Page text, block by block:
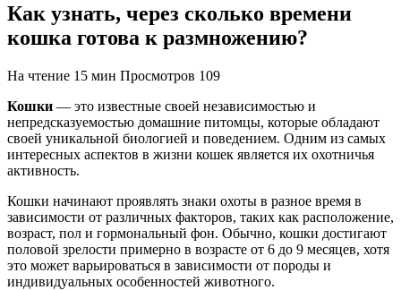
Как узнать, через сколько времени
кошка готова к размножению?
На чтение 15 мин Просмотров 109
Кошки — это известные своей независимостью и
непредсказуемостью домашние питомцы, которые обладают
своей уникальной биологией и поведением. Одним из самых
интересных аспектов в жизни кошек является их охотничья
активность.
Кошки начинают проявлять знаки охоты в разное время в
зависимости от различных факторов, таких как расположение,
возраст, пол и гормональный фон. Обычно, кошки достигают
половой зрелости примерно в возрасте от 6 до 9 месяцев, хотя
это может варьироваться в зависимости от породы и
индивидуальных особенностей животного.